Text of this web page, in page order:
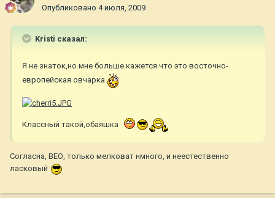
Опубликовано 4 июля, 2009
Kristi сказал:
Я не знаток,но мне больше кажется что это восточно-
европейская овчарка
Классный такой,обаяшка
Согласна, ВЕО, только мелковат нмного, и неестественно
ласковый